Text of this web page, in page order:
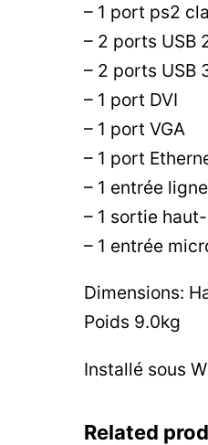
– 1 port ps2
– 2 ports USB
– 2 ports USB
– 1 port DVI
– 1 port VGA
– 1 port
– 1 entrée ligne
– 1 sortie
– 1 entrée
Dimensions:
Poids 9.0kg
Installé sous
Related